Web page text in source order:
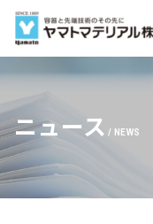
ニュース NEWS